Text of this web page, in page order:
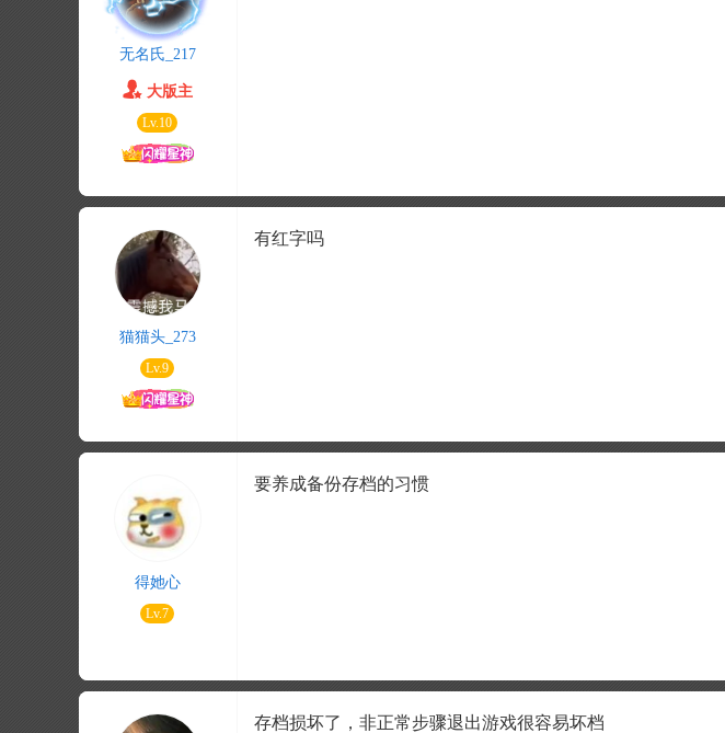
无名氏_217
大版主
Lv.10
猫猫头_273
Lv.9
有红字吗
得她心
Lv.7
要养成备份存档的习惯
存档损坏了，非正常步骤退出游戏很容易坏档